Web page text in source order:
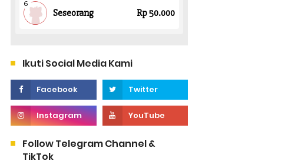
Ikuti Social Media Kami
Follow Telegram Channel &
TikTok